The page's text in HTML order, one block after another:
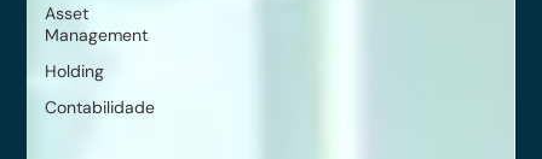
Asset
Management
Holding
Contabilidade